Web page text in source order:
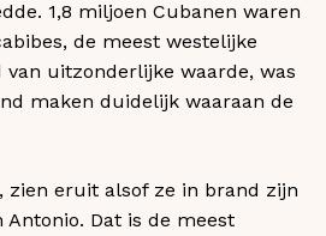
1,8 miljoen Cubanen waren
de meest westelijke
uitzonderlijke waarde, was
maken duidelijk waaraan de
zien eruit alsof ze in brand zijn
Dat is de meest